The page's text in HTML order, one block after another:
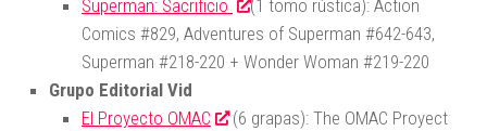
Superman: Sacrificio
(1 tomo rústica): Action
Comics #829, Adventures of Superman #642-643,
Superman #218-220 + Wonder Woman #219-220
Grupo Editorial Vid
El Proyecto OMAC
(6 grapas): The OMAC Proyect